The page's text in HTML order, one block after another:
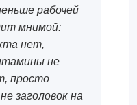
рабочей
мнимой:
нет,
не
просто
заголовок на